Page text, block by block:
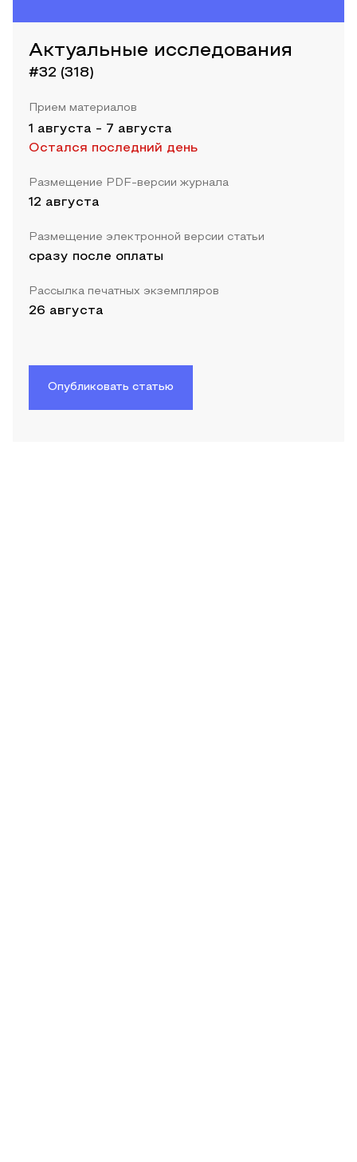
Актуальные исследования
#32 (318)
Прием материалов
1 августа - 7 августа
Остался последний день
Размещение PDF-версии журнала
12 августа
Размещение электронной версии статьи
сразу после оплаты
Рассылка печатных экземпляров
26 августа
Опубликовать статью